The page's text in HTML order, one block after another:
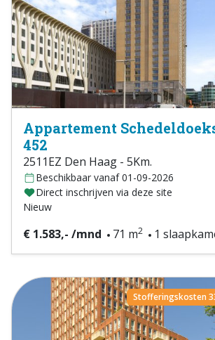
Appartement
452
2511EZ Den Haag - 5Km.
Beschikbaar vanaf 01-09-2026
Direct inschrijven via deze site
Nieuw
€ 1.583,- /mnd 71 m2 1
Stofferingskosten